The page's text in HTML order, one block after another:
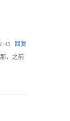
回复
，之前